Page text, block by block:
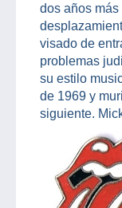
dos años
visado de
problemas
su estilo
de 1969 y
siguiente.